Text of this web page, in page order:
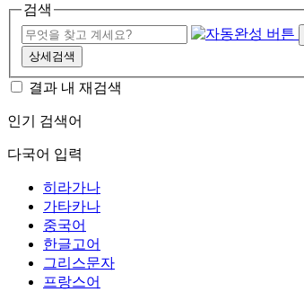
검색
상세검색
결과 내 재검색
인기 검색어
다국어 입력
히라가나
가타카나
중국어
한글고어
그리스문자
프랑스어